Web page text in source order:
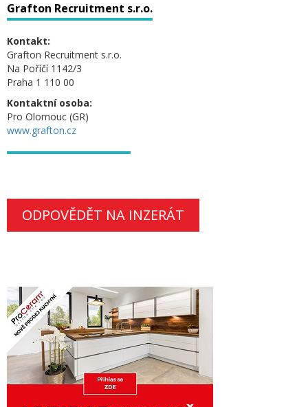
Grafton Recruitment s.r.o.
Kontakt:
Grafton Recruitment s.r.o.
Na Poříčí 1142/3
Praha 1 110 00
Kontaktní osoba:
Pro Olomouc (GR)
www.grafton.cz
ODPOVĚDĚT NA INZERÁT